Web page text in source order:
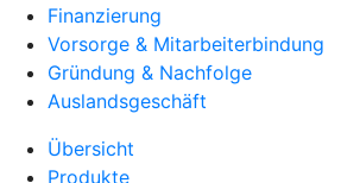
Finanzierung
Vorsorge & Mitarbeiterbindung
Gründung & Nachfolge
Auslandsgeschäft
Übersicht
Produkte